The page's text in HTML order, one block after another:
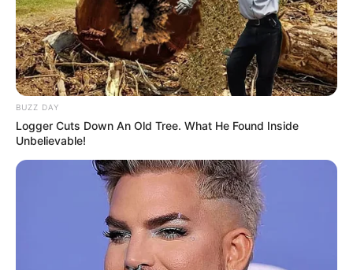
BUZZ DAY
Logger Cuts Down An Old Tree. What He Found Inside
Unbelievable!